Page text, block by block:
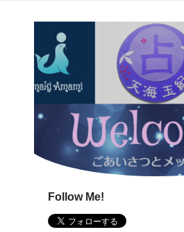
Follow Me!